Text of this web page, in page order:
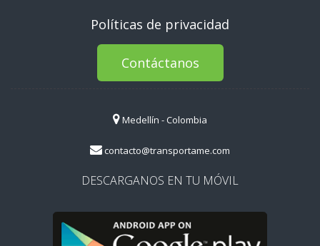
Políticas de privacidad
Contáctanos
Medellín - Colombia
contacto@transportame.com
DESCARGANOS EN TU MÓVIL